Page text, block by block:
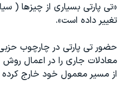
«تی پارتی بسیاری از چیزها (
تغییر داده است».
حضور تی پارتی در چارچوب حزبی
معادلات جاری را در اعمال
از مسیر معمول خود خارج